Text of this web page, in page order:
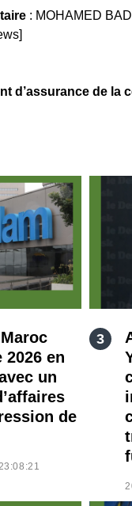
: MOHAMED
d’assurance de la
2026 en
un
de